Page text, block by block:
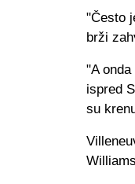
"Često
brži
"A
ispred
su